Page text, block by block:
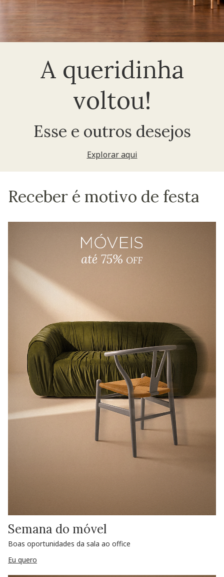
A queridinha
voltou!
Esse e outros desejos
Explorar aqui
Receber é motivo de festa
Semana do móvel
Boas oportunidades da sala ao office
Eu quero